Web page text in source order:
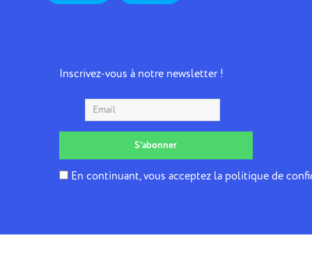
Inscrivez-vous à notre newsletter !
En continuant, vous acceptez la politique de